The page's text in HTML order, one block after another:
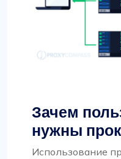
Зачем
нужны
Использование